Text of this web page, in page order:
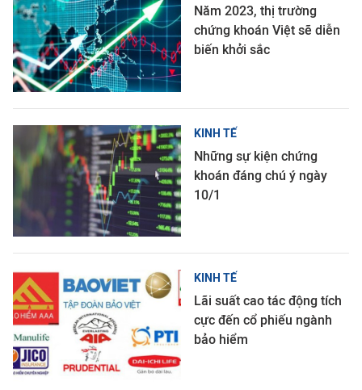
Năm 2023, thị trường
chứng khoán Việt sẽ diễn
biến khởi sắc
KINH TẾ
Những sự kiện chứng
khoán đáng chú ý ngày
10/1
KINH TẾ
Lãi suất cao tác động tích
cực đến cổ phiếu ngành
bảo hiểm